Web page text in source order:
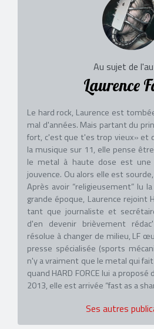
Au sujet de
Laurence
Le hard rock, Laurence est
mal d'années. Mais partant du
fort, c'est que t'es trop vieux» et
la musique sur 11, elle pense
le metal à haute dose est une
jouvence. Ou alors elle est
Après avoir “religieusement” lu
grande époque, Laurence rejoint
tant que journaliste et
d'en devenir brièvement
résolue à changer de milieu, LF
presse spécialisée (sports
n'y a vraiment que le metal qui
quand HARD FORCE lui a
2013, elle est arrivée “fast as a
Ses autres